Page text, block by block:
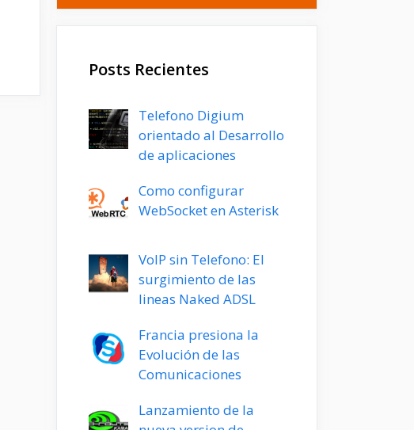
Posts Recientes
Telefono Digium
orientado al Desarrollo
de aplicaciones
Como configurar
WebSocket en Asterisk
VoIP sin Telefono: El
surgimiento de las
lineas Naked ADSL
Francia presiona la
Evolución de las
Comunicaciones
Lanzamiento de la